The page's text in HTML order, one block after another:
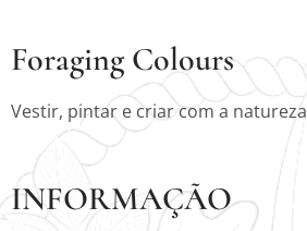
Foraging Colours
Vestir, pintar e criar com a natureza
INFORMAÇÃO